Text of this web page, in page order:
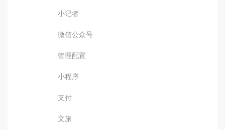
小记者
微信公众号
管理配置
小程序
支付
文旅